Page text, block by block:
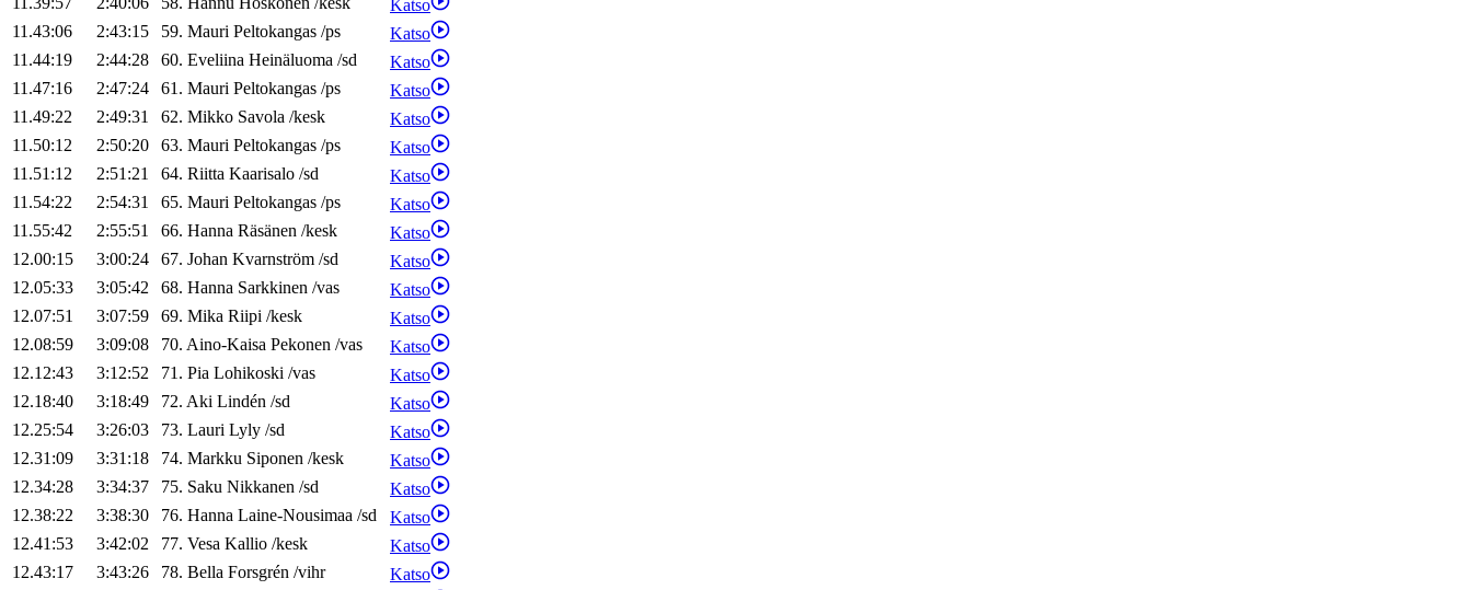
Katso
11.43:06
2:43:15 59. Mauri Peltokangas /ps
Katso
11.44:19
2:44:28 60. Eveliina Heinäluoma /sd
Katso
11.47:16
2:47:24 61. Mauri Peltokangas /ps
Katso
11.49:22
2:49:31 62. Mikko Savola /kesk
Katso
11.50:12
2:50:20 63. Mauri Peltokangas /ps
Katso
11.51:12
2:51:21 64. Riitta Kaarisalo /sd
Katso
11.54:22
2:54:31 65. Mauri Peltokangas /ps
Katso
11.55:42
2:55:51 66. Hanna Räsänen /kesk
Katso
12.00:15
3:00:24 67. Johan Kvarnström /sd
Katso
12.05:33
3:05:42 68. Hanna Sarkkinen /vas
Katso
12.07:51
3:07:59 69. Mika Riipi /kesk
Katso
12.08:59
3:09:08 70. Aino-Kaisa Pekonen /vas
Katso
12.12:43
3:12:52 71. Pia Lohikoski /vas
Katso
12.18:40
3:18:49 72. Aki Lindén /sd
Katso
12.25:54
3:26:03 73. Lauri Lyly /sd
Katso
12.31:09
3:31:18 74. Markku Siponen /kesk
Katso
12.34:28
3:34:37 75. Saku Nikkanen /sd
Katso
12.38:22
3:38:30 76. Hanna Laine-Nousimaa /sd
Katso
12.41:53
3:42:02 77. Vesa Kallio /kesk
Katso
12.43:17
3:43:26 78. Bella Forsgrén /vihr
Katso